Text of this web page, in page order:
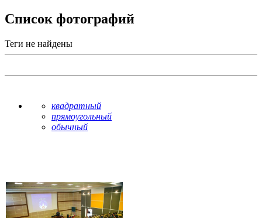
Список фотографий
Теги не найдены
квадратный
прямоугольный
обычный